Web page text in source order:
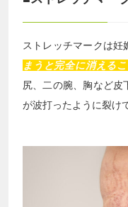
ストレッチマークは
まうと完全に消える
尻、二の腕、胸など皮
が波打ったように裂け